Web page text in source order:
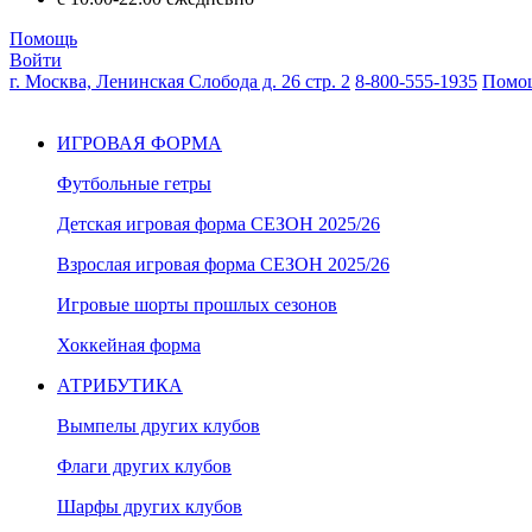
Помощь
Войти
г. Москва, Ленинская Слобода д. 26 стр. 2 8-800-555-1935
ИГРОВАЯ ФОРМА
Футбольные гетры
Детская игровая форма СЕЗОН 2025/26
Взрослая игровая форма СЕЗОН 2025/26
Игровые шорты прошлых сезонов
Хоккейная форма
АТРИБУТИКА
Вымпелы других клубов
Флаги других клубов
Шарфы других клубов